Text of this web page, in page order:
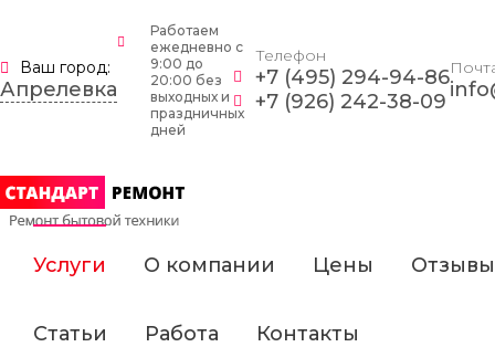
Ваш город:
Апрелевка
Работаем
ежедневно c
9:00 до
20:00 без
выходных и
праздничных
дней
Телефон
+7 (495) 294-94-86
+7 (926) 242-38-09
Услуги О компании Цены Отзывы
Статьи Работа Контакты